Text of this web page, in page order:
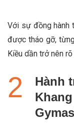
Với sự đồng hành
được tháo gỡ,
Kiều dần trở nên
Hành